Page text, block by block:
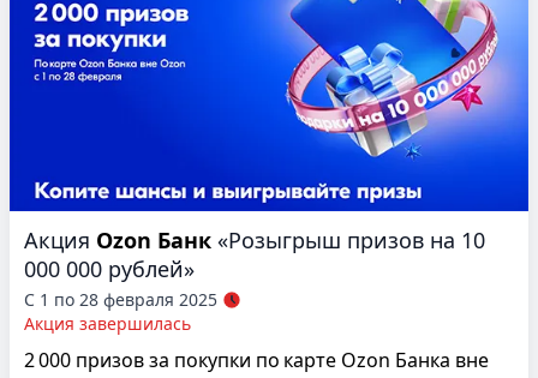
Акция Ozon Банк «Розыгрыш призов на 10
000 000 рублей»
С 1 по 28 февраля 2025
Акция завершилась
2 000 призов за покупки по карте Ozon Банка вне